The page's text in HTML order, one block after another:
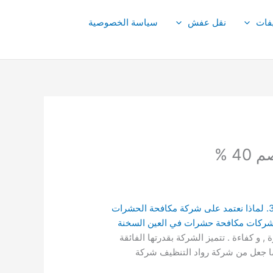
نقل عفش
سياسة الخصوصية
1. لماذا الحاجة الى شركة مكافحة حشرات في العين السخنة ؟ | 2. ما ضرورة شركة مكافحة حشرات العين السخنة ؟ | 3. لماذا نعتمد على شركة مكافحة الحشرات
مكافحة حشرات في العين السخنة
كفاءة . تتميز الشركة بقدرتها الفائقة
جعل من شركة رواد التنظيف شركة